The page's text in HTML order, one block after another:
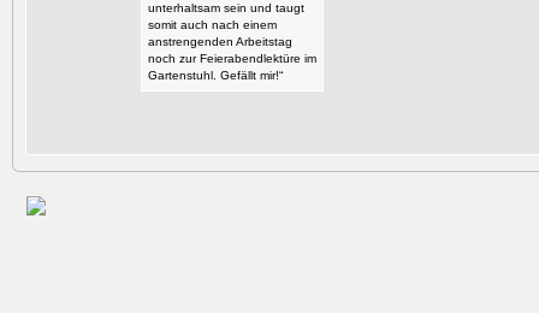
unterhaltsam sein und taugt
somit auch nach einem
anstrengenden Arbeitstag
noch zur Feierabendlektüre im
Gartenstuhl. Gefällt mir!“